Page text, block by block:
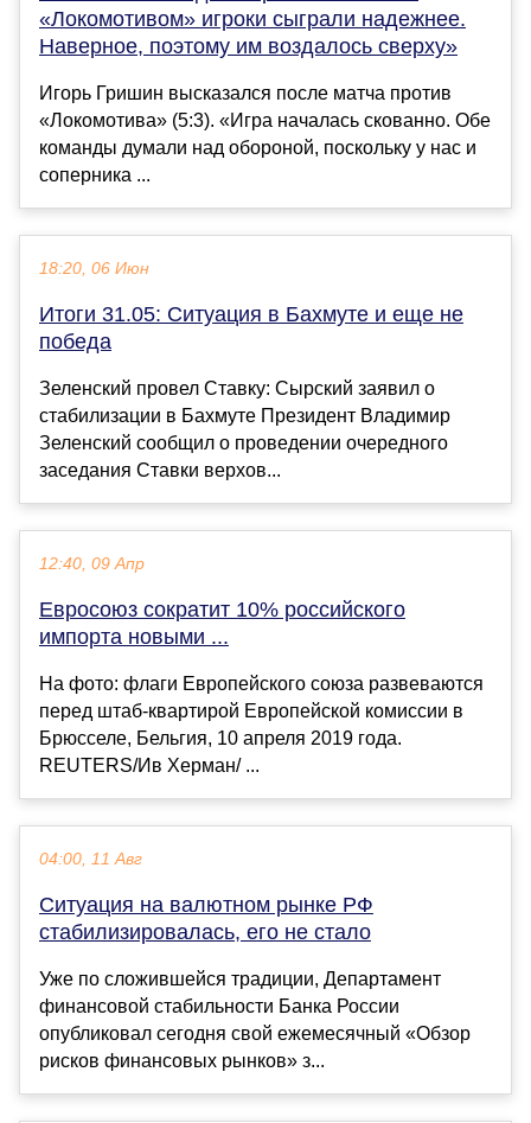
«Локомотивом» игроки сыграли надежнее.
Наверное, поэтому им воздалось сверху»
Игорь Гришин высказался после матча против
«Локомотива» (5:3). «Игра началась скованно. Обе
команды думали над обороной, поскольку у нас и
соперника ...
18:20, 06 Июн
Итоги 31.05: Ситуация в Бахмуте и еще не
победа
Зеленский провел Ставку: Сырский заявил о
стабилизации в Бахмуте Президент Владимир
Зеленский сообщил о проведении очередного
заседания Ставки верхов...
12:40, 09 Апр
Евросоюз сократит 10% российского
импорта новыми ...
На фото: флаги Европейского союза развеваются
перед штаб-квартирой Европейской комиссии в
Брюсселе, Бельгия, 10 апреля 2019 года.
REUTERS/Ив Херман/ ...
04:00, 11 Авг
Ситуация на валютном рынке РФ
стабилизировалась, его не стало
Уже по сложившейся традиции, Департамент
финансовой стабильности Банка России
опубликовал сегодня свой ежемесячный «Обзор
рисков финансовых рынков» з...